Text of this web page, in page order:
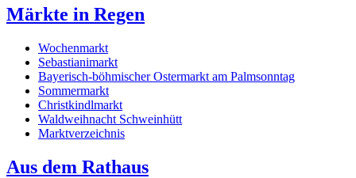
Märkte in Regen
Wochenmarkt
Sebastianimarkt
Bayerisch-böhmischer Ostermarkt am Palmsonntag
Sommermarkt
Christkindlmarkt
Waldweihnacht Schweinhütt
Marktverzeichnis
Aus dem Rathaus